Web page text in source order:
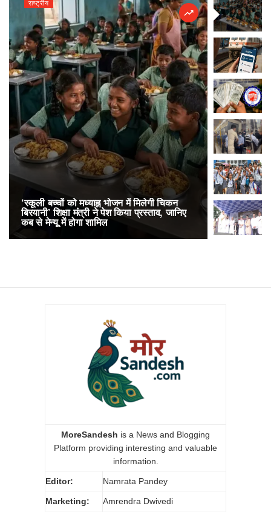
राष्ट्रीय
‘स्कूली बच्चों को मध्याह्न भोजन में मिलेगी चिकन
बिरयानी’ शिक्षा मंत्री ने पेश किया प्रस्ताव, जानिए
कब से मेन्यू में होगा शामिल
राष्ट्रीय
RailOne
लोकप्रिय,
अनारक्षित
MoreSandesh is a News and Blogging
Platform providing interesting and valuable
information.
Editor: Namrata Pandey
Marketing: Amrendra Dwivedi